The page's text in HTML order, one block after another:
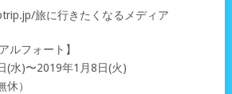
旅に行きたくなるメディア
ルフォート】
(水)〜2019年1月8日(火)
）